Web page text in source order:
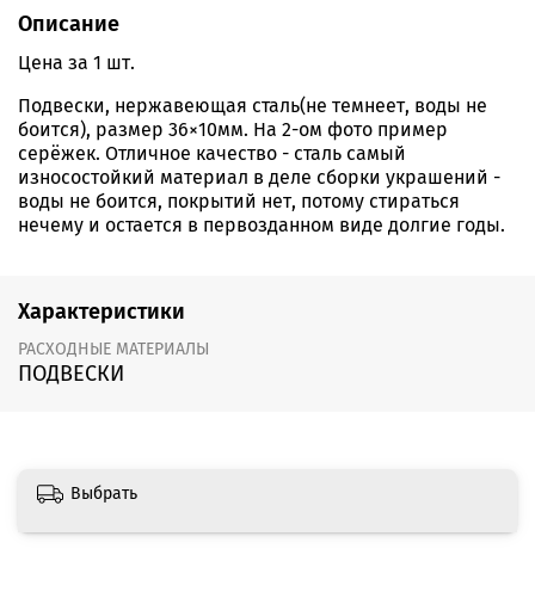
Описание
Цена за 1 шт.
Подвески, нержавеющая сталь(не темнеет, воды не
боится), размер 36×10мм. На 2-ом фото пример
серёжек. Отличное качество - сталь самый
износостойкий материал в деле сборки украшений -
воды не боится, покрытий нет, потому стираться
нечему и остается в первозданном виде долгие годы.
Характеристики
РАСХОДНЫЕ МАТЕРИАЛЫ
ПОДВЕСКИ
Выбрать